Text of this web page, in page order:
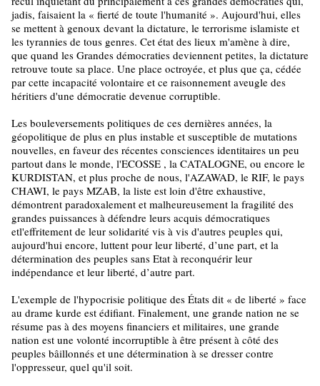
jadis, faisaient la « fierté de toute l'humanité ». Aujourd'hui, elles
se mettent à genoux devant la dictature, le terrorisme islamiste et
les tyrannies de tous genres. Cet état des lieux m'amène à dire,
que quand les Grandes démocraties deviennent petites, la dictature
retrouve toute sa place. Une place octroyée, et plus que ça, cédée
par cette incapacité volontaire et ce raisonnement aveugle des
héritiers d'une démocratie devenue corruptible.
Les bouleversements politiques de ces dernières années, la
géopolitique de plus en plus instable et susceptible de mutations
nouvelles, en faveur des récentes consciences identitaires un peu
partout dans le monde, l'ECOSSE , la CATALOGNE, ou encore le
KURDISTAN, et plus proche de nous, l'AZAWAD, le RIF, le pays
CHAWI, le pays MZAB, la liste est loin d'être exhaustive,
démontrent paradoxalement et malheureusement la fragilité des
grandes puissances à défendre leurs acquis démocratiques
etl'effritement de leur solidarité vis à vis d'autres peuples qui,
aujourd'hui encore, luttent pour leur liberté, d’une part, et la
détermination des peuples sans Etat à reconquérir leur
indépendance et leur liberté, d’autre part.
L'exemple de l'hypocrisie politique des États dit « de liberté » face
au drame kurde est édifiant. Finalement, une grande nation ne se
résume pas à des moyens financiers et militaires, une grande
nation est une volonté incorruptible à être présent à côté des
peuples bâillonnés et une détermination à se dresser contre
l'oppresseur, quel qu'il soit.